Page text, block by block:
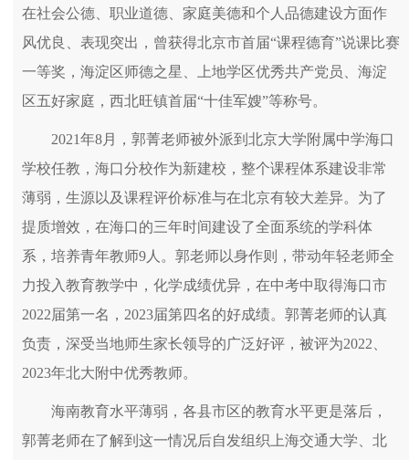
在社会公德、职业道德、家庭美德和个人品德建设方面作
风优良、表现突出，曾获得北京市首届“课程德育”说课比赛
一等奖，海淀区师德之星、上地学区优秀共产党员、海淀
区五好家庭，西北旺镇首届“十佳军嫂”等称号。
2021年8月，郭菁老师被外派到北京大学附属中学海口
学校任教，海口分校作为新建校，整个课程体系建设非常
薄弱，生源以及课程评价标准与在北京有较大差异。为了
提质增效，在海口的三年时间建设了全面系统的学科体
系，培养青年教师9人。郭老师以身作则，带动年轻老师全
力投入教育教学中，化学成绩优异，在中考中取得海口市
2022届第一名，2023届第四名的好成绩。郭菁老师的认真
负责，深受当地师生家长领导的广泛好评，被评为2022、
2023年北大附中优秀教师。
海南教育水平薄弱，各县市区的教育水平更是落后，
郭菁老师在了解到这一情况后自发组织上海交通大学、北